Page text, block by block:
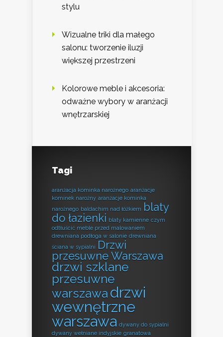
stylu
Wizualne triki dla małego
salonu: tworzenie iluzji
większej przestrzeni
Kolorowe meble i akcesoria:
odważne wybory w aranżacji
wnętrzarskiej
Tagi
aranżacja kominka narożnego aranżacje
kominek narożny aranżacje kominka
narożnego baldachim nad łóżkiem
blaty
do łazienki blaty kamienne czym
odtłuścić meble przed malowaniem
drewniana podłoga w salonie drewniana
ściana w sypialni Drzwi
przesuwne Warszawa
drzwi szklane
przesuwne
warszawa drzwi
wewnętrzne
warszawa dywany do sypialni
dywany wełniane indyjskie granatowa